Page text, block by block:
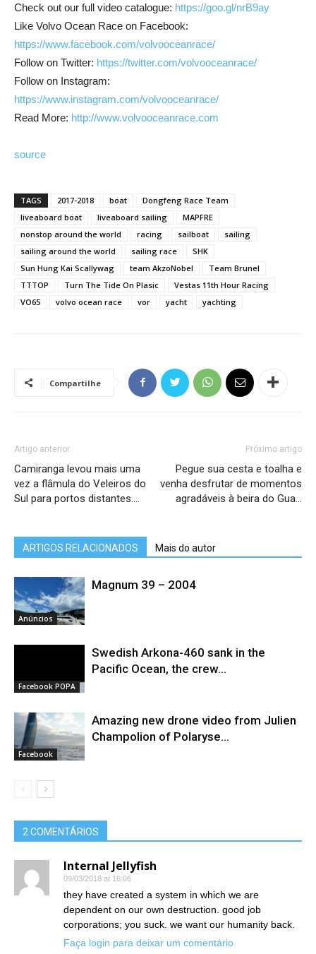
Check out our full video catalogue: https://goo.gl/nrB9ay
Like Volvo Ocean Race on Facebook:
https://www.facebook.com/volvooceanrace/
Follow on Twitter: https://twitter.com/volvooceanrace/
Follow on Instagram:
https://www.instagram.com/volvooceanrace/
Read More: http://www.volvooceanrace.com
source
TAGS 2017-2018 boat
Dongfeng Race Team
liveaboard boat
liveaboard sailing
MAPFRE
nonstop around the world
racing sailboat
sailing
sailing around the world
sailing race
SHK
Sun Hung Kai Scallywag
team AkzoNobel
Team Brunel
TTTOP
Turn The Tide On Plasic
Vestas 11th Hour Racing
VO65
volvo ocean race vor yacht yachting
Compartilhe
Artigo anterior
Camiranga levou mais uma
vez a flâmula do Veleiros do
Sul para portos distantes….
Próximo artigo
Pegue sua cesta e toalha e
venha desfrutar de momentos
agradáveis à beira do Gua…
ARTIGOS RELACIONADOS Mais do autor
Anúncios
Magnum 39 – 2004
Facebook POPA
Swedish Arkona-460 sank in the
Pacific Ocean, the crew...
Facebook
Amazing new drone video from Julien
Champolion of Polaryse...
2 COMENTÁRIOS
Internal Jellyfish
09/03/2018 at 16:06
they have created a system in which we are
dependent on our own destruction. good job
corporations; you suck. we want our humanity back.
Faça login para deixar um comentário